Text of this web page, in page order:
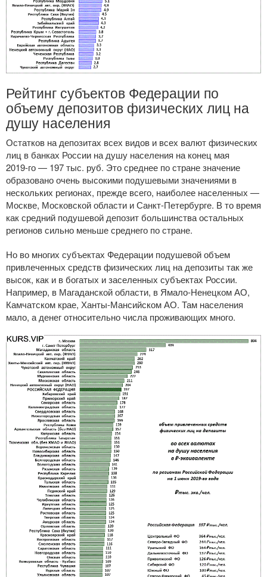
Рейтинг субъектов Федерации по
объему депозитов физических лиц на
душу населения
Остатков на депозитах всех видов и всех валют физических
лиц в банках России на душу населения на конец мая
2019-го— 197 тыс. руб. Это среднее по стране значение
образовано очень высокими подушевыми значениями в
нескольких регионах, прежде всего, наиболее населенных —
Москве, Московской области иСанкт-Петербурге. В то время
как средний подушевой депозит большинства остальных
регионов сильно меньше среднего по стране.
Но во многих субъектах Федерации подушевой объем
привлеченных средств физических лиц на депозиты так же
высок, как и в богатых и заселенных субъектах России.
Например, в Магаданской области, в Ямало-НенецкомАО,
Камчатском крае, Ханты-МансийскомАО. Там населения
мало, а денег относительно числа проживающих много.